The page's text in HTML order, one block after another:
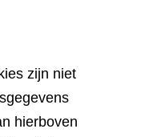
zijn niet
hierboven